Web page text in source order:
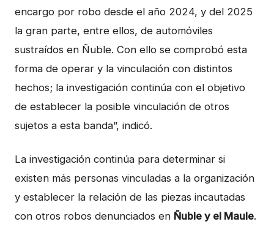
encargo por robo desde el año 2024, y del 2025
la gran parte, entre ellos, de automóviles
sustraídos en Ñuble. Con ello se comprobó esta
forma de operar y la vinculación con distintos
hechos; la investigación continúa con el objetivo
de establecer la posible vinculación de otros
sujetos a esta banda”, indicó.
La investigación continúa para determinar si
existen más personas vinculadas a la organización
y establecer la relación de las piezas incautadas
con otros robos denunciados en Ñuble y el Maule.